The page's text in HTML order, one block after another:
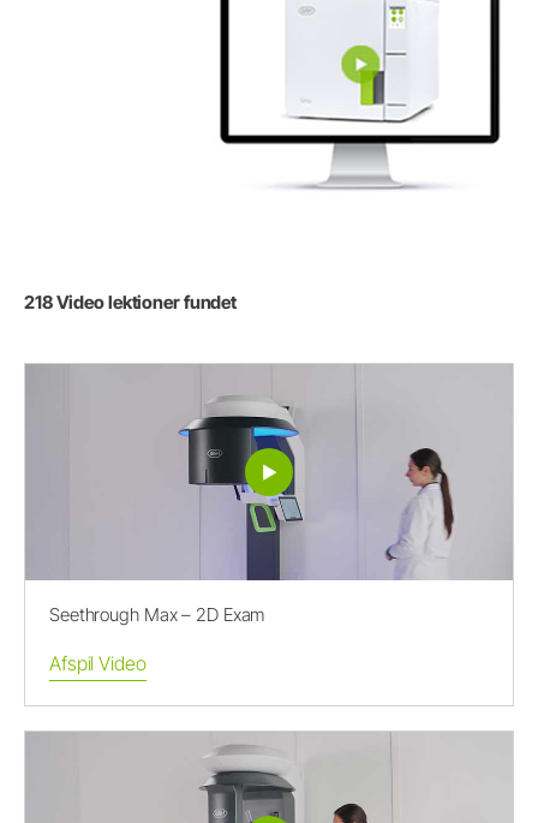
218 Video lektioner fundet
Seethrough Max – 2D Exam
Afspil Video